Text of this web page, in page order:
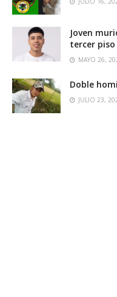
Joven
tercer
MAYO 26,
Doble
JULIO 23,